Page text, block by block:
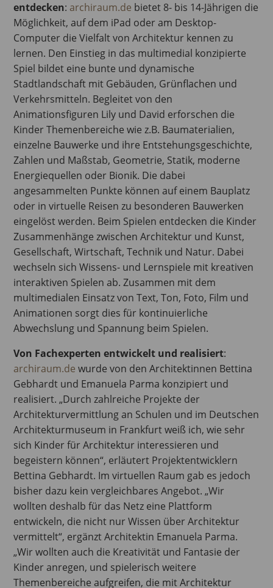
entdecken: archiraum.de bietet 8- bis 14-Jährigen die
Möglichkeit, auf dem iPad oder am Desktop-
Computer die Vielfalt von Architektur kennen zu
lernen. Den Einstieg in das multimedial konzipierte
Spiel bildet eine bunte und dynamische
Stadtlandschaft mit Gebäuden, Grünflachen und
Verkehrsmitteln. Begleitet von den
Animationsfiguren Lily und David erforschen die
Kinder Themenbereiche wie z.B. Baumaterialien,
einzelne Bauwerke und ihre Entstehungsgeschichte,
Zahlen und Maßstab, Geometrie, Statik, moderne
Energiequellen oder Bionik. Die dabei
angesammelten Punkte können auf einem Bauplatz
oder in virtuelle Reisen zu besonderen Bauwerken
eingelöst werden. Beim Spielen entdecken die Kinder
Zusammenhänge zwischen Architektur und Kunst,
Gesellschaft, Wirtschaft, Technik und Natur. Dabei
wechseln sich Wissens- und Lernspiele mit kreativen
interaktiven Spielen ab. Zusammen mit dem
multimedialen Einsatz von Text, Ton, Foto, Film und
Animationen sorgt dies für kontinuierliche
Abwechslung und Spannung beim Spielen.
Von Fachexperten entwickelt und realisiert:
archiraum.de wurde von den Architektinnen Bettina
Gebhardt und Emanuela Parma konzipiert und
realisiert. „Durch zahlreiche Projekte der
Architekturvermittlung an Schulen und im Deutschen
Architekturmuseum in Frankfurt weiß ich, wie sehr
sich Kinder für Architektur interessieren und
begeistern können“, erläutert Projektentwicklern
Bettina Gebhardt. Im virtuellen Raum gab es jedoch
bisher dazu kein vergleichbares Angebot. „Wir
wollten deshalb für das Netz eine Plattform
entwickeln, die nicht nur Wissen über Architektur
vermittelt“, ergänzt Architektin Emanuela Parma.
„Wir wollten auch die Kreativität und Fantasie der
Kinder anregen, und spielerisch weitere
Themenbereiche aufgreifen, die mit Architektur